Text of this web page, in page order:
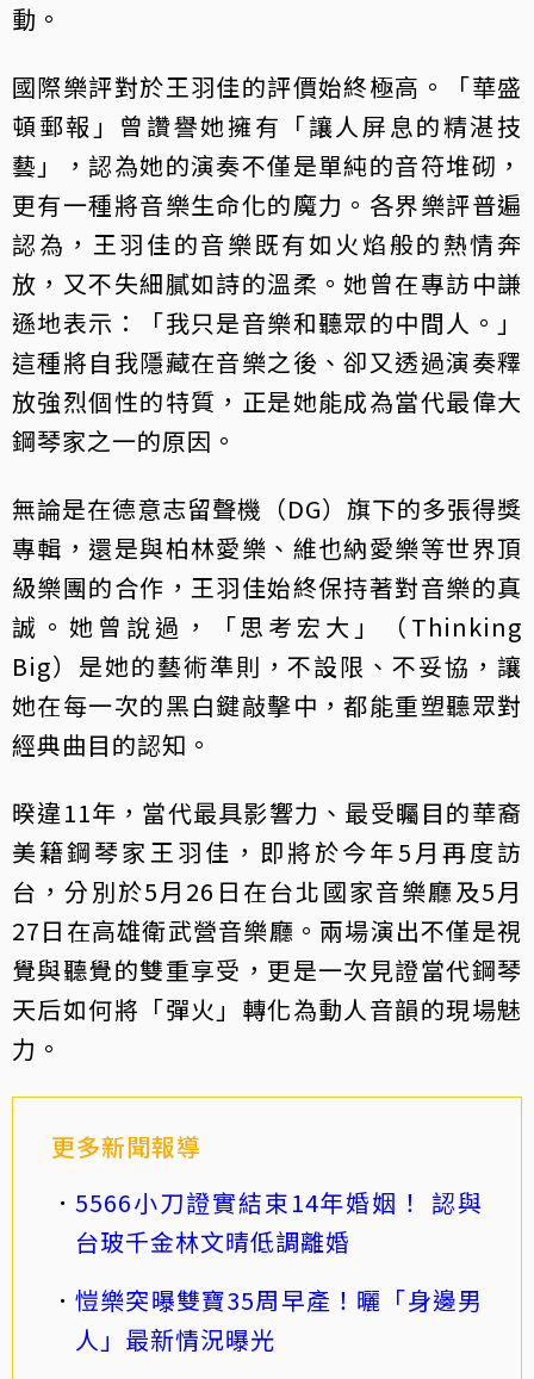
動。
國際樂評對於王羽佳的評價始終極高。「華盛
頓郵報」曾讚譽她擁有「讓人屏息的精湛技
藝」，認為她的演奏不僅是單純的音符堆砌，
更有一種將音樂生命化的魔力。各界樂評普遍
認為，王羽佳的音樂既有如火焰般的熱情奔
放，又不失細膩如詩的溫柔。她曾在專訪中謙
遜地表示：「我只是音樂和聽眾的中間人。」
這種將自我隱藏在音樂之後、卻又透過演奏釋
放強烈個性的特質，正是她能成為當代最偉大
鋼琴家之一的原因。
無論是在德意志留聲機（DG）旗下的多張得獎
專輯，還是與柏林愛樂、維也納愛樂等世界頂
級樂團的合作，王羽佳始終保持著對音樂的真
誠。她曾說過，「思考宏大」（Thinking
Big）是她的藝術準則，不設限、不妥協，讓
她在每一次的黑白鍵敲擊中，都能重塑聽眾對
經典曲目的認知。
暌違11年，當代最具影響力、最受矚目的華裔
美籍鋼琴家王羽佳，即將於今年5月再度訪
台，分別於5月26日在台北國家音樂廳及5月
27日在高雄衛武營音樂廳。兩場演出不僅是視
覺與聽覺的雙重享受，更是一次見證當代鋼琴
天后如何將「彈火」轉化為動人音韻的現場魅
力。
更多新聞報導
5566小刀證實結束14年婚姻！ 認與
台玻千金林文晴低調離婚
愷樂突曝雙寶35周早產！曬「身邊男
人」最新情況曝光